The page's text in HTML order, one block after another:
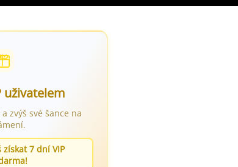
uživatelem
zvýš své šance na
získat 7 dní VIP